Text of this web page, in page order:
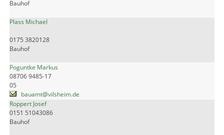
Bauhof
Plass Michael
0175 3820128
Bauhof
Poguntke Markus
08706 9485-17
05
bauamt@vilsheim.de
Roppert Josef
0151 51043086
Bauhof